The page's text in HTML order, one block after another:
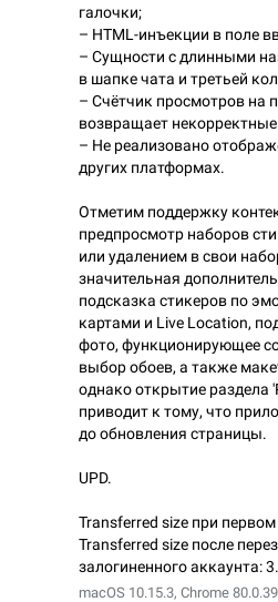
галочки;
– HTML-инъекции в поле
– Сущности с длинными
в шапке чата и третьей
– Счётчик просмотров на
возвращает
– Не реализовано
других платформах.
Отметим поддержку
предпросмотр наборов
или удалением в свои
значительная
подсказка стикеров по
картами и Live Location,
фото, функционирующее
выбор обоев, а также
однако открытие раздела
приводит к тому, что
до обновления страницы.
UPD.
Transferred size при первом
Transferred size после
залогиненного аккаунта:
macOS 10.15.3, Chrome